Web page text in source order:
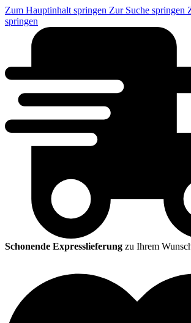
Zum Hauptinhalt springen Zur Suche springen
springen
Schonende Expresslieferung zu Ihrem